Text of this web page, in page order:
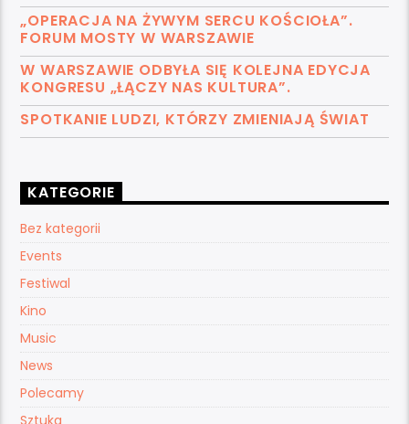
„OPERACJA NA ŻYWYM SERCU KOŚCIOŁA”.
FORUM MOSTY W WARSZAWIE
W WARSZAWIE ODBYŁA SIĘ KOLEJNA EDYCJA
KONGRESU „ŁĄCZY NAS KULTURA”.
SPOTKANIE LUDZI, KTÓRZY ZMIENIAJĄ ŚWIAT
KATEGORIE
Bez kategorii
Events
Festiwal
Kino
Music
News
Polecamy
Sztuka